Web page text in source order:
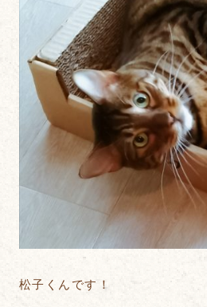
松子くんです！